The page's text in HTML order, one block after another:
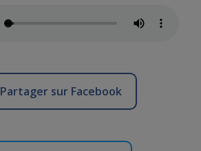
Partager sur Facebook